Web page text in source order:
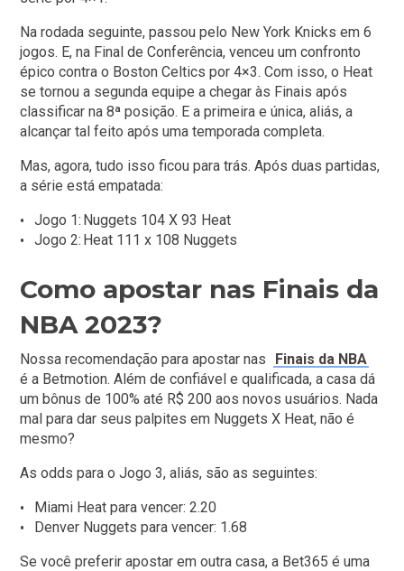
Na rodada seguinte, passou pelo New York Knicks em 6
jogos. E, na Final de Conferência, venceu um confronto
épico contra o Boston Celtics por 4×3. Com isso, o Heat
se tornou a segunda equipe a chegar às Finais após
classificar na 8ª posição. E a primeira e única, aliás, a
alcançar tal feito após uma temporada completa.
Mas, agora, tudo isso ficou para trás. Após duas partidas,
a série está empatada:
Jogo 1: Nuggets 104 X 93 Heat
Jogo 2: Heat 111 x 108 Nuggets
Como apostar nas Finais da
NBA 2023?
Nossa recomendação para apostar nas
Finais da NBA
é a Betmotion. Além de confiável e qualificada, a casa dá
um bônus de 100% até R$ 200 aos novos usuários. Nada
mal para dar seus palpites em Nuggets X Heat, não é
mesmo?
As odds para o Jogo 3, aliás, são as seguintes:
Miami Heat para vencer: 2.20
Denver Nuggets para vencer: 1.68
Se você preferir apostar em outra casa, a Bet365 é uma